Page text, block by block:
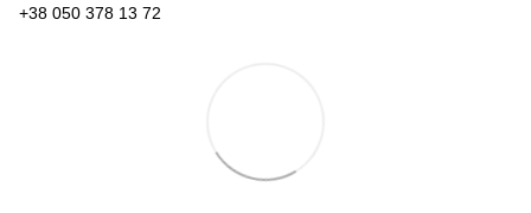
+38 050 378 13 72